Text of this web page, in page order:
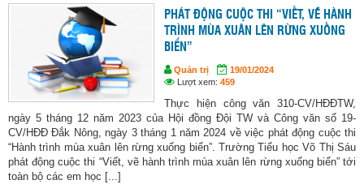
PHÁT ĐỘNG CUỘC THI “VIẾT, VẼ HÀNH
TRÌNH MÙA XUÂN LÊN RỪNG XUỐNG
BIỂN”
Quản trị
19/01/2024
Lượt xem: 459
Thực hiện công văn 310-CV/HĐĐTW,
ngày 5 tháng 12 năm 2023 của Hội đồng Đội TW và Công văn số 19-
CV/HĐĐ Đắk Nông, ngày 3 tháng 1 năm 2024 về việc phát động cuộc thi
“Hành trình mùa xuân lên rừng xuống biển”. Trường Tiểu học Võ Thị Sáu
phát động cuộc thi “Viết, vẽ hành trình mùa xuân lên rừng xuống biển” tới
toàn bộ các em học [...]